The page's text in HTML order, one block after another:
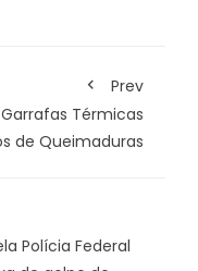
Prev
Térmicas
de Queimaduras
Polícia Federal